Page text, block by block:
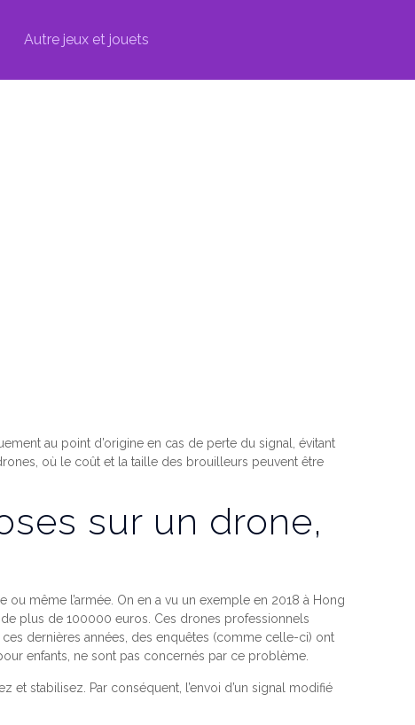
Autre jeux et jouets
au point d’origine en cas de perte du signal, évitant
où le coût et la taille des brouilleurs peuvent être
sur un drone,
même l’armée. On en a vu un exemple en 2018 à Hong
plus de 100000 euros. Ces drones professionnels
dernières années, des enquêtes (comme celle-ci) ont
enfants, ne sont pas concernés par ce problème.
et stabilisez. Par conséquent, l’envoi d’un signal modifié